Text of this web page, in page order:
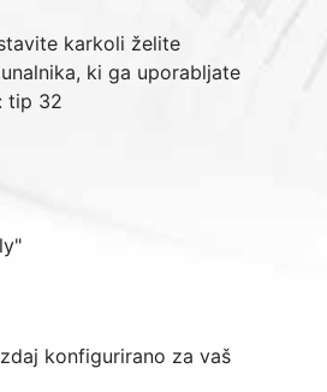
karkoli želite
ki ga uporabljate
: tip 32
"
konfigurirano za vaš